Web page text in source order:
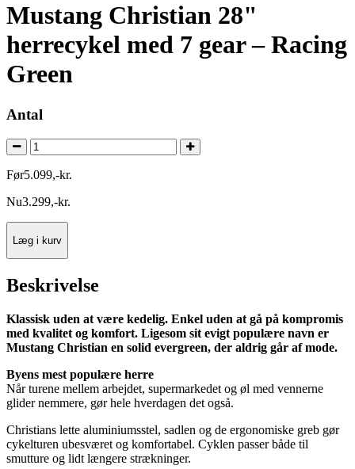
Mustang Christian 28"
herrecykel med 7 gear – Racing
Green
Antal
Før5.099,-kr.
Nu3.299,-kr.
Læg i kurv
Beskrivelse
Klassisk uden at være kedelig. Enkel uden at gå på kompromis
med kvalitet og komfort. Ligesom sit evigt populære navn er
Mustang Christian en solid evergreen, der aldrig går af mode.
Byens mest populære herre
Når turene mellem arbejdet, supermarkedet og øl med vennerne
glider nemmere, gør hele hverdagen det også.
Christians lette aluminiumsstel, sadlen og de ergonomiske greb gør
cykelturen ubesværet og komfortabel. Cyklen passer både til
smutture og lidt længere strækninger.